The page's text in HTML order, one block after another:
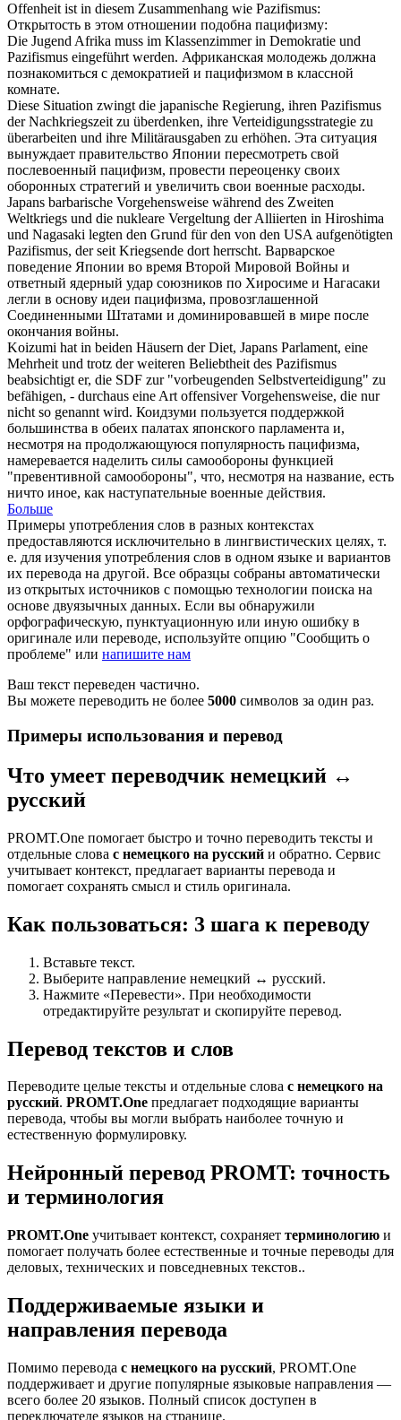
Offenheit ist in diesem Zusammenhang wie Pazifismus:
Открытость в этом отношении подобна пацифизму:
Die Jugend Afrika muss im Klassenzimmer in Demokratie und
Pazifismus eingeführt werden. Африканская молодежь должна
познакомиться с демократией и пацифизмом в классной
комнате.
Diese Situation zwingt die japanische Regierung, ihren Pazifismus
der Nachkriegszeit zu überdenken, ihre Verteidigungsstrategie zu
überarbeiten und ihre Militärausgaben zu erhöhen. Эта ситуация
вынуждает правительство Японии пересмотреть свой
послевоенный пацифизм, провести переоценку своих
оборонных стратегий и увеличить свои военные расходы.
Japans barbarische Vorgehensweise während des Zweiten
Weltkriegs und die nukleare Vergeltung der Alliierten in Hiroshima
und Nagasaki legten den Grund für den von den USA aufgenötigten
Pazifismus, der seit Kriegsende dort herrscht. Варварское
поведение Японии во время Второй Мировой Войны и
ответный ядерный удар союзников по Хиросиме и Нагасаки
легли в основу идеи пацифизма, провозглашенной
Соединенными Штатами и доминировавшей в мире после
окончания войны.
Koizumi hat in beiden Häusern der Diet, Japans Parlament, eine
Mehrheit und trotz der weiteren Beliebtheit des Pazifismus
beabsichtigt er, die SDF zur "vorbeugenden Selbstverteidigung" zu
befähigen, - durchaus eine Art offensiver Vorgehensweise, die nur
nicht so genannt wird. Коидзуми пользуется поддержкой
большинства в обеих палатах японского парламента и,
несмотря на продолжающуюся популярность пацифизма,
намеревается наделить силы самообороны функцией
"превентивной самообороны", что, несмотря на название, есть
ничто иное, как наступательные военные действия.
Больше
Примеры употребления слов в разных контекстах
предоставляются исключительно в лингвистических целях, т.
е. для изучения употребления слов в одном языке и вариантов
их перевода на другой. Все образцы собраны автоматически
из открытых источников с помощью технологии поиска на
основе двуязычных данных. Если вы обнаружили
орфографическую, пунктуационную или иную ошибку в
оригинале или переводе, используйте опцию "Сообщить о
проблеме" или напишите нам
Ваш текст переведен частично.
Вы можете переводить не более 5000 символов за один раз.
Примеры использования и перевод
Что умеет переводчик немецкий ↔
русский
PROMT.One помогает быстро и точно переводить тексты и
отдельные слова с немецкого на русский и обратно. Сервис
учитывает контекст, предлагает варианты перевода и
помогает сохранять смысл и стиль оригинала.
Как пользоваться: 3 шага к переводу
Вставьте текст.
Выберите направление немецкий ↔ русский.
Нажмите «Перевести». При необходимости
отредактируйте результат и скопируйте перевод.
Перевод текстов и слов
Переводите целые тексты и отдельные слова с немецкого на
русский. PROMT.One предлагает подходящие варианты
перевода, чтобы вы могли выбрать наиболее точную и
естественную формулировку.
Нейронный перевод PROMT: точность
и терминология
PROMT.One учитывает контекст, сохраняет терминологию и
помогает получать более естественные и точные переводы для
деловых, технических и повседневных текстов..
Поддерживаемые языки и
направления перевода
Помимо перевода с немецкого на русский, PROMT.One
поддерживает и другие популярные языковые направления —
всего более 20 языков. Полный список доступен в
переключателе языков на странице.